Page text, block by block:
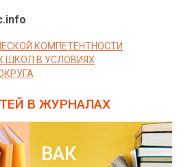
КОМПЕТЕНТНОСТИ
ШКОЛ В УСЛОВИЯХ
В ЖУРНАЛАХ
ВАК